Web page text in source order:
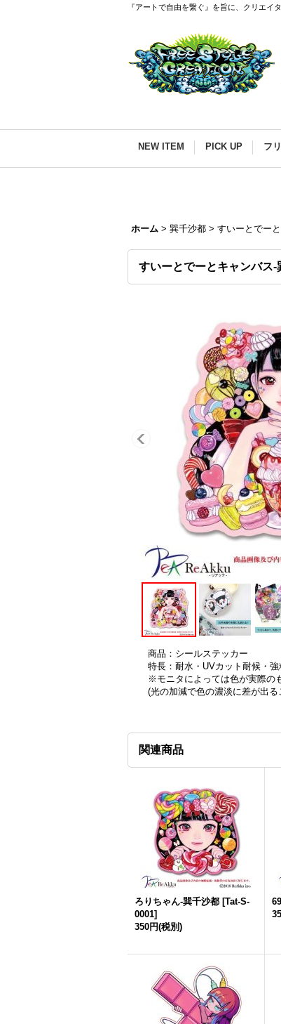
『アートで自由を繋ぐ』を旨に、クリエ
NEW ITEM PICK UP フ
ホーム > 巽千沙都 > すいーとでー
すいーとでーとキャンバス-
商品：シールステッカー
特長：耐水・UVカット耐候・強
※モニタによっては色が実際の
(光の加減で色の濃淡に差が出る
関連商品
ろりちゃん-巽千沙都 [Tat-S-
0001]
350円(税別)